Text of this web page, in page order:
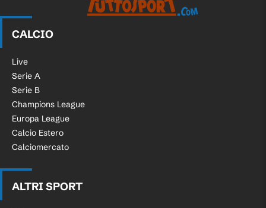
CALCIO
Live
Serie A
Serie B
Champions League
Europa League
Calcio Estero
Calciomercato
ALTRI SPORT